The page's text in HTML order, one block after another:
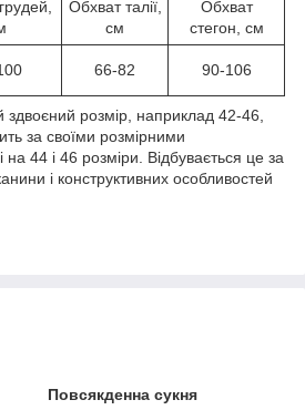
Обхват талії,
см
Обхват
стегон, см
66-82 90-106
розмір, наприклад 42-46,
за своїми розмірними
на 44 і 46 розміри. Відбувається це за
і конструктивних особливостей
Повсякденна сукня